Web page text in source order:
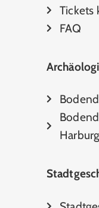
Tickets
FAQ
Harburg